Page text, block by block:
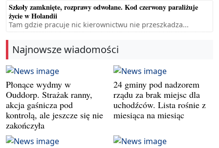
Szkoły zamknięte, rozprawy odwołane. Kod czerwony paraliżuje
życie w Holandii
Tam gdzie pracuje nic kierownictwu nie przeszkadza...
Najnowsze wiadomości
Płonące wydmy w
Ouddorp. Strażak ranny,
akcja gaśnicza pod
kontrolą, ale jeszcze się nie
zakończyła
24 gminy pod nadzorem
rządu za brak miejsc dla
uchodźców. Lista rośnie z
miesiąca na miesiąc